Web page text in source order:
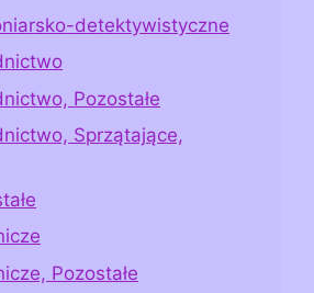
detektywistyczne
Pozostałe
Sprzątające,
Pozostałe